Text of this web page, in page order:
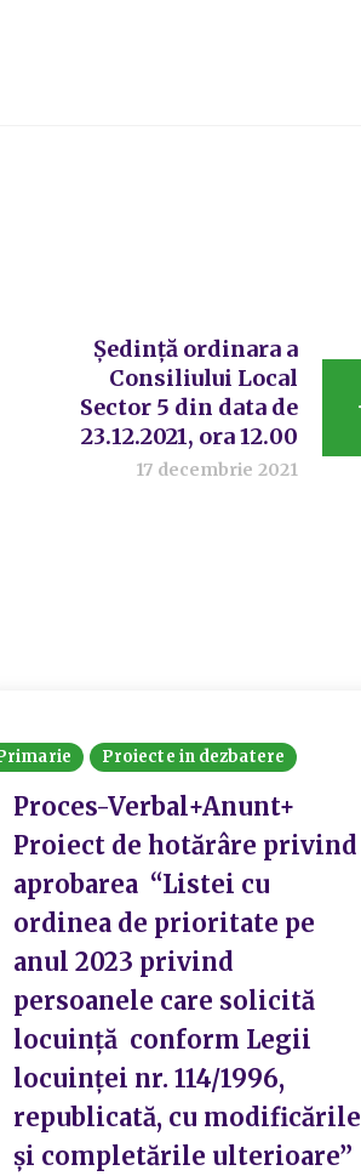
Ședință ordinara a
Consiliului Local
Sector 5 din data de
23.12.2021, ora 12.00
17 decembrie 2021
Proiecte in dezbatere
Proces-Verbal+Anunt+
Proiect de hotărâre privind
aprobarea “Listei cu
ordinea de prioritate pe
anul 2023 privind
persoanele care solicită
locuință conform Legii
locuinței nr. 114/1996,
republicată, cu modificările
și completările ulterioare”